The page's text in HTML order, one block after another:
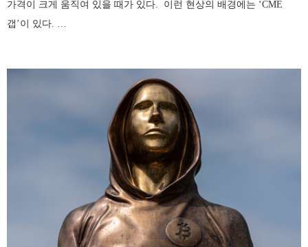
가격이 크게 움직여 있을 때가 있다. 이런 현상의 배경에는 ‘CME
갭’이 있다. …